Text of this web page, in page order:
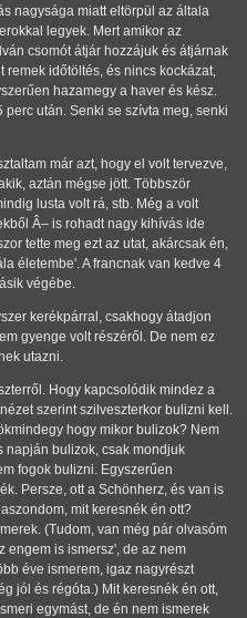
nagysága miatt eltörpül az általa
legyek. Mert amikor az
csomót átjár hozzájuk és átjárnak
időtöltés, és nincs kockázat,
hazamegy a haver és kész.
után. Senki se szívta meg, senki
már azt, hogy el volt tervezve,
aztán mégse jött. Többször
lusta volt rá, stb. Még a volt
Â– is rohadt nagy kihívás ide
tette meg ezt az utat, akárcsak én,
életembe'. A francnak van kedve 4
végébe.
kerékpárral, csakhogy átadjon
gyenge volt részéről. De nem ez
utazni.
Hogy kapcsolódik mindez a
szerint szilveszterkor bulizni kell.
hogy mikor bulizok? Nem
napján bulizok, csak mondjuk
fogok bulizni. Egyszerűen
Persze, ott a Schönherz, és van is
mit keresnék én ott?
(Tudom, van még pár olvasóm
engem is ismersz', de az nem
éve ismerem, igaz nagyrészt
jól és régóta.) Mit keresnék én ott,
egymást, de én nem ismerek